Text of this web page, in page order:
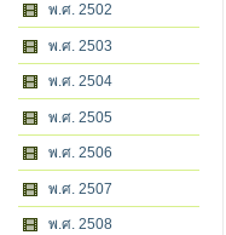
พ.ศ. 2502
พ.ศ. 2503
พ.ศ. 2504
พ.ศ. 2505
พ.ศ. 2506
พ.ศ. 2507
พ.ศ. 2508